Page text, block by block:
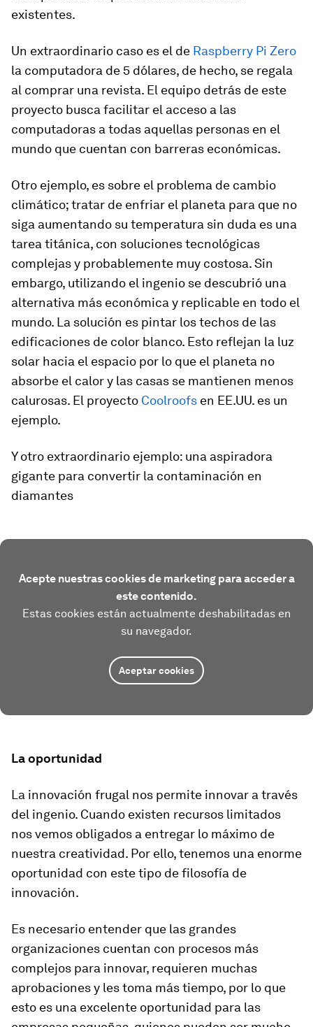
existentes.
Un extraordinario caso es el de Raspberry Pi Zero
la computadora de 5 dólares, de hecho, se regala
al comprar una revista. El equipo detrás de este
proyecto busca facilitar el acceso a las
computadoras a todas aquellas personas en el
mundo que cuentan con barreras económicas.
Otro ejemplo, es sobre el problema de cambio
climático; tratar de enfriar el planeta para que no
siga aumentando su temperatura sin duda es una
tarea titánica, con soluciones tecnológicas
complejas y probablemente muy costosa. Sin
embargo, utilizando el ingenio se descubrió una
alternativa más económica y replicable en todo el
mundo. La solución es pintar los techos de las
edificaciones de color blanco. Esto reflejan la luz
solar hacia el espacio por lo que el planeta no
absorbe el calor y las casas se mantienen menos
calurosas. El proyecto Coolroofs en EE.UU. es un
ejemplo.
Y otro extraordinario ejemplo: una aspiradora
gigante para convertir la contaminación en
diamantes
Acepte nuestras cookies de marketing para acceder a
este contenido.
Estas cookies están actualmente deshabilitadas en
su navegador.
Aceptar cookies
La oportunidad
La innovación frugal nos permite innovar a través
del ingenio. Cuando existen recursos limitados
nos vemos obligados a entregar lo máximo de
nuestra creatividad. Por ello, tenemos una enorme
oportunidad con este tipo de filosofía de
innovación.
Es necesario entender que las grandes
organizaciones cuentan con procesos más
complejos para innovar, requieren muchas
aprobaciones y les toma más tiempo, por lo que
esto es una excelente oportunidad para las